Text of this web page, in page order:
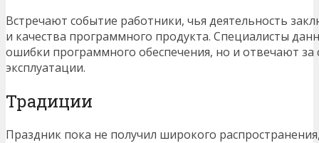
Встречают событие работники, чья деятельность
и качества программного продукта. Специалисты
ошибки программного обеспечения, но и отвечают
эксплуатации.
Традиции
Праздник пока не получил широкого